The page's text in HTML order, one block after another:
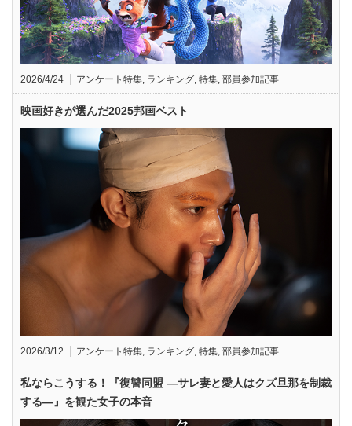
2026/4/24 アンケート特集, ランキング, 特集, 部員参加記事
映画好きが選んだ2025邦画ベスト
2026/3/12 アンケート特集, ランキング, 特集, 部員参加記事
私ならこうする！『復讐同盟 —サレ妻と愛人はクズ旦那を制裁
する—』を観た女子の本音